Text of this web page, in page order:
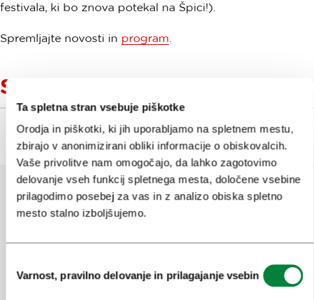
Ta spletna stran vsebuje piškotke
Orodja in piškotki, ki jih uporabljamo na spletnem mestu,
zbirajo v anonimizirani obliki informacije o obiskovalcih.
Vaše privolitve nam omogočajo, da lahko zagotovimo
delovanje vseh funkcij spletnega mesta, določene vsebine
prilagodimo posebej za vas in z analizo obiska spletno
mesto stalno izboljšujemo.
soglasja
Varnost, pravilno delovanje in prilagajanje vsebin
festivala, ki bo znova potekal na Špici!).
Spremljajte novosti in program
Sorodne vsebine
Pomagajte nam izboljšati spletno